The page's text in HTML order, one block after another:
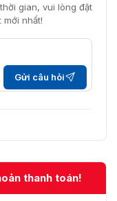
gian, vui lòng đặt
nhất!
Gửi câu hỏi
thanh toán!